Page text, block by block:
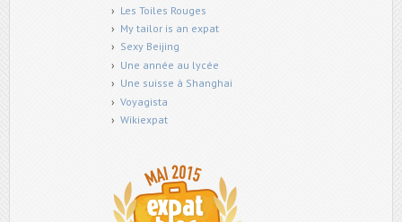
Les Toiles Rouges
My tailor is an expat
Sexy Beijing
Une année au lycée
Une suisse à Shanghai
Voyagista
Wikiexpat